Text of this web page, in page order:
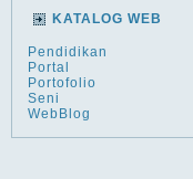
KATALOG WEB
Pendidikan
Portal
Portofolio
Seni
WebBlog